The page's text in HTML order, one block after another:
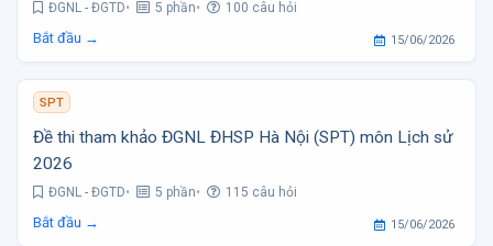
ĐGNL - ĐGTD 5 phần 100 câu hỏi
Bắt đầu → 15/06/2026
SPT
Đề thi tham khảo ĐGNL ĐHSP Hà Nội (SPT) môn Lịch sử
2026
ĐGNL - ĐGTD 5 phần 115 câu hỏi
Bắt đầu → 15/06/2026